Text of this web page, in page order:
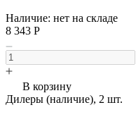
Наличие: нет на складе
8 343 Р
В корзину
Дилеры (наличие), 2 шт.